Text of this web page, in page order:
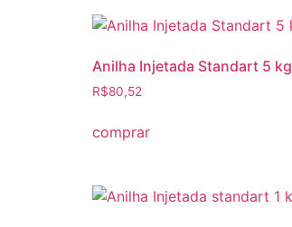
Anilha Injetada Standart 5 kg
R$80,52
comprar